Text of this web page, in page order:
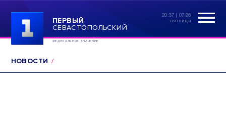
ПЕРВЫЙ
СЕВАСТОПОЛЬСКИЙ
ФЕДЕРАЛЬНОЕ ЗНАЧЕНИЕ
20:37 | 07.26
пятница
НОВОСТИ